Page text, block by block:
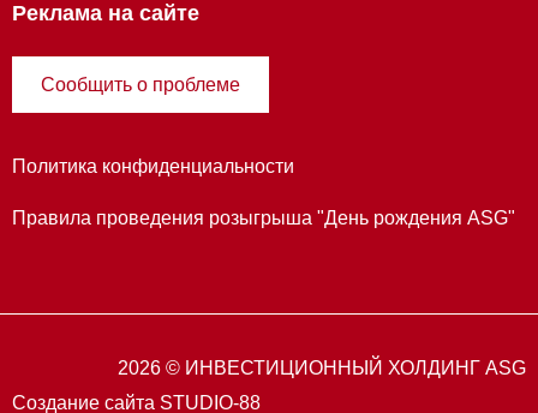
Реклама на сайте
Сообщить о проблеме
Политика конфиденциальности
Правила проведения розыгрыша "День рождения ASG"
2026 © ИНВЕСТИЦИОННЫЙ ХОЛДИНГ ASG
Создание сайта STUDIO-88